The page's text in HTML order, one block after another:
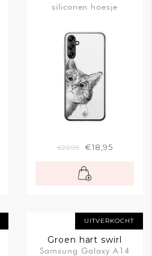
siliconen hoesje
€20,95 €18,95
UITVERKOCHT
Groen hart swirl
Samsung Galaxy A14